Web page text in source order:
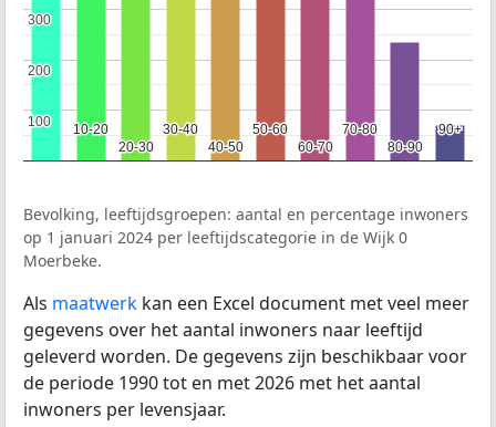
10-20
10-20
20-30
20-30
30-40
30-40
40-50
40-50
50-60
50-60
60-70
60-70
70-80
70-80
80-90
80-90
90+
90+
100
100
200
200
300
300
Bevolking, leeftijdsgroepen: aantal en percentage inwoners
op 1 januari 2024 per leeftijdscategorie in de Wijk 0
Moerbeke.
Als maatwerk kan een Excel document met veel meer
gegevens over het aantal inwoners naar leeftijd
geleverd worden. De gegevens zijn beschikbaar voor
de periode 1990 tot en met 2026 met het aantal
inwoners per levensjaar.